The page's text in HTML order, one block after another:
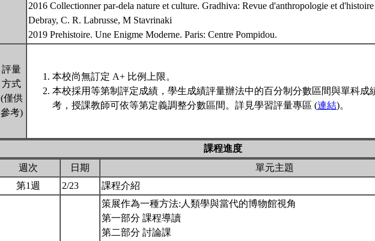
2016 Collectionner par-dela nature et culture. Gradhiva: Revue d'anthropologie et
Debray, C. R. Labrusse, M Stavrinaki
2019 Prehistoire. Une Enigme Moderne. Paris: Centre Pompidou.
評量
方式
(僅供
參考)
本校尚無訂定 A+ 比例上限。
本校採用等第制評定成績，學生成績評量辦法中的百分制分數區間與單科成
考，授課教師可依等第定義調整分數區間。詳見學習評量專區 (連結)。
課程進度
週次
日期
單元主題
第1週
2/23 課程介紹
策展作為一種方法:人類學與當代的博物館視角
第一部分 課程導讀
第二部分 討論課